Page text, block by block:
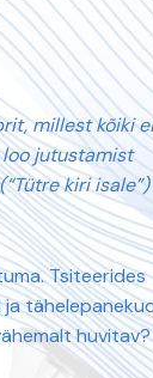
millest kõiki ei
jutustamist
kiri isale”)
Tsiteerides
ja
huvitav?